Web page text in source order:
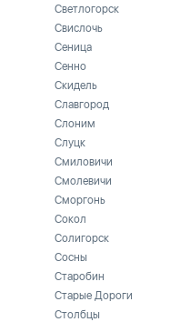
Светлогорск
Свислочь
Сеница
Сенно
Скидель
Славгород
Слоним
Слуцк
Смиловичи
Смолевичи
Сморгонь
Сокол
Солигорск
Сосны
Старобин
Старые Дороги
Столбцы